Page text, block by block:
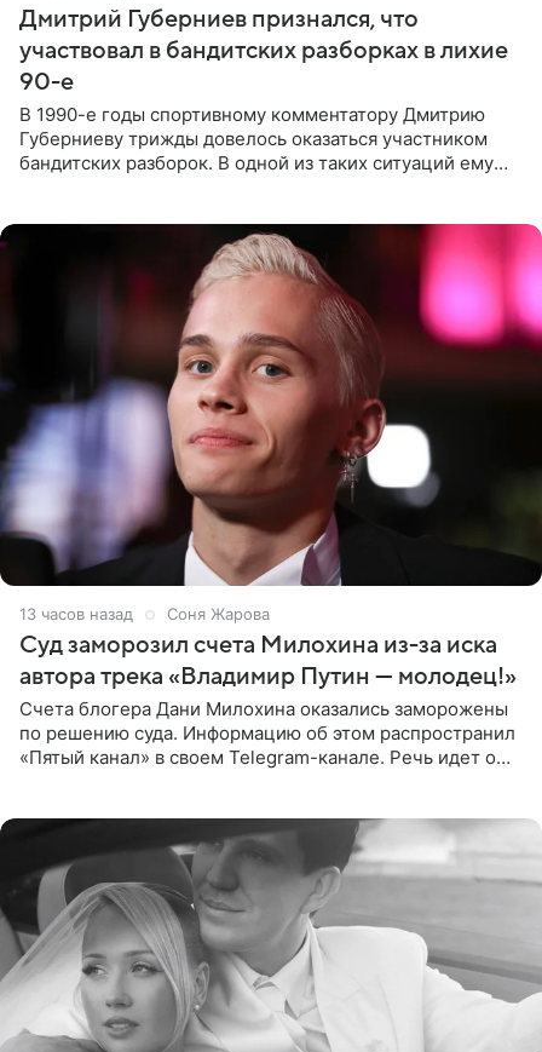
Дмитрий Губерниев признался, что
участвовал в бандитских разборках в лихие
90-е
В 1990-е годы спортивному комментатору Дмитрию
Губерниеву трижды довелось оказаться участником
бандитских разборок. В одной из таких ситуаций ему
13 часов назад Соня Жарова
Суд заморозил счета Милохина из-за иска
автора трека «Владимир Путин — молодец!»
Счета блогера Дани Милохина оказались заморожены
по решению суда. Информацию об этом распространил
«Пятый канал» в своем Telegram-канале. Речь идет о